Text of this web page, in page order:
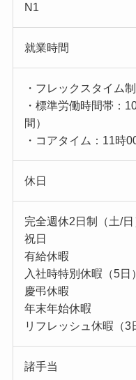
N1
就業時間
・フレックスタイム制
・標準労働時間帯：
間）
・コアタイム：11時
休日
完全週休2日制（土/日
祝日
有給休暇
入社時特別休暇（5日）
慶弔休暇
年末年始休暇
リフレッシュ休暇（3
諸手当